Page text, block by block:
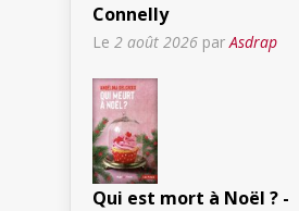
Connelly
Le 2 août 2026 parAsdrap
Qui est mort à Noël ? -